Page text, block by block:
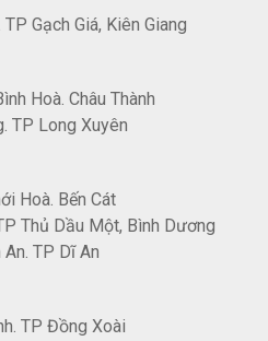
Gạch Giá, Kiên Giang
Hoà. Châu Thành
TP Long Xuyên
Hoà. Bến Cát
Thủ Dầu Một, Bình Dương
TP Dĩ An
TP Đồng Xoài